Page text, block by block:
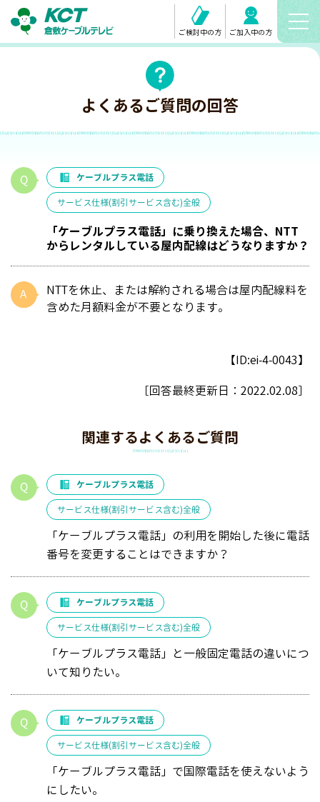
ご検討中の方 ご加入中の方
よくあるご質問の回答
ケーブルプラス電話
サービス仕様(割引サービス含む)全般
「ケーブルプラス電話」に乗り換えた場合、NTT
からレンタルしている屋内配線はどうなりますか？
NTTを休止、または解約される場合は屋内配線料を
含めた月額料金が不要となります。
【ID:ei-4-0043】
［回答最終更新日： 2022.02.08］
関連するよくあるご質問
ケーブルプラス電話
サービス仕様(割引サービス含む)全般
「ケーブルプラス電話」の利用を開始した後に電話
番号を変更することはできますか？
ケーブルプラス電話
サービス仕様(割引サービス含む)全般
「ケーブルプラス電話」と一般固定電話の違いにつ
いて知りたい。
ケーブルプラス電話
サービス仕様(割引サービス含む)全般
「ケーブルプラス電話」で国際電話を使えないよう
にしたい。